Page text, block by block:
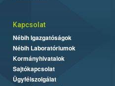
Kapcsolat
Nébih Igazgatóságok
Nébih Laboratóriumok
Kormányhivatalok
Sajtókapcsolat
Ügyfélszolgálat